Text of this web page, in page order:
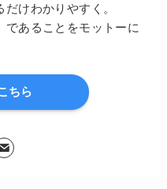
けわかりやすく。
であることをモットーに
ちら